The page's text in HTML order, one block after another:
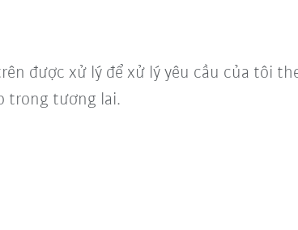
được xử lý để xử lý yêu cầu của tôi
trong tương lai.